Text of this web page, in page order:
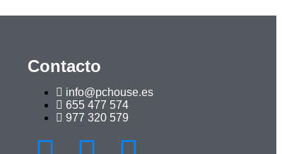
Contacto
info@pchouse.es
655 477 574
977 320 579